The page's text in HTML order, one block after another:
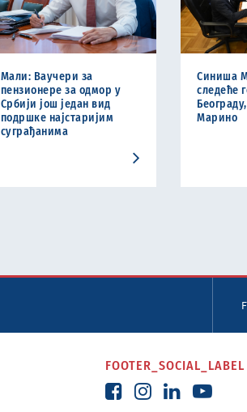
Мали: Ваучери за
пензионере за одмор у
Србији још један вид
подршке најстаријим
суграђанима
Синиша
следеће
Марино
FOOTER_SOCIAL_LABEL